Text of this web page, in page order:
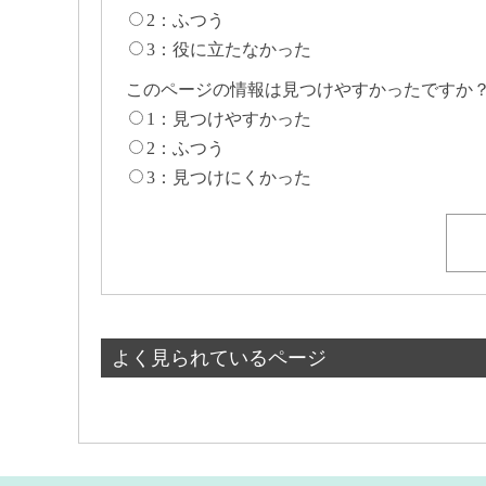
2：ふつう
3：役に立たなかった
このページの情報は見つけやすかったですか
1：見つけやすかった
2：ふつう
3：見つけにくかった
よく見られているページ